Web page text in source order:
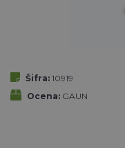
Šifra: 10919
Ocena: GAUN